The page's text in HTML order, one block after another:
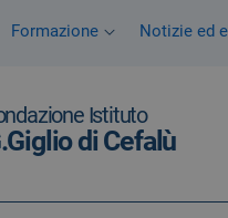
Formazione Notizie ed
Istituto
di Cefalù